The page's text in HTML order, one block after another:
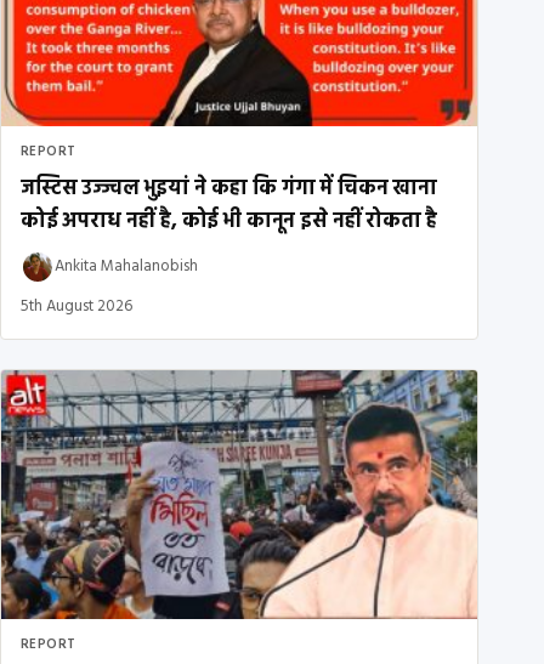
REPORT
जस्टिस उज्ज्वल भुइयां ने कहा कि गंगा में चिकन खाना
कोई अपराध नहीं है, कोई भी कानून इसे नहीं रोकता है
Ankita Mahalanobish
5th August 2026
REPORT